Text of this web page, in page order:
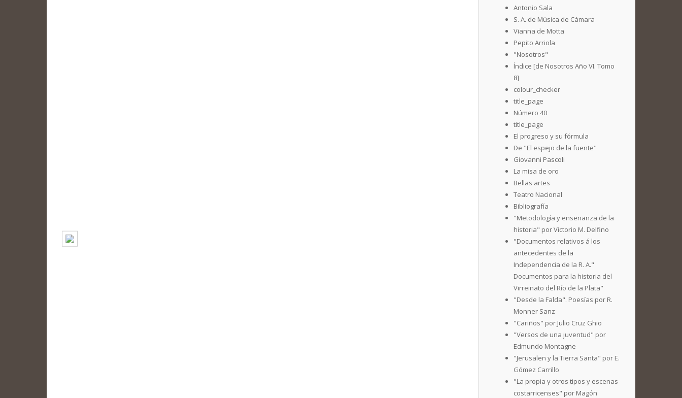
Antonio Sala
S. A. de Música de Cámara
Vianna de Motta
Pepito Arriola
"Nosotros"
Índice [de Nosotros Año VI. Tomo
8]
colour_checker
title_page
Número 40
title_page
El progreso y su fórmula
De "El espejo de la fuente"
Giovanni Pascoli
La misa de oro
Bellas artes
Teatro Nacional
Bibliografía
"Metodología y enseñanza de la
historia" por Victorio M. Delfino
"Documentos relativos á los
antecedentes de la
Independencia de la R. A."
Documentos para la historia del
Virreinato del Río de la Plata"
"Desde la Falda". Poesías por R.
Monner Sanz
"Cariños" por Julio Cruz Ghio
"Versos de una juventud" por
Edmundo Montagne
"Jerusalen y la Tierra Santa" por E.
Gómez Carrillo
"La propia y otros tipos y escenas
costarricenses" por Magón